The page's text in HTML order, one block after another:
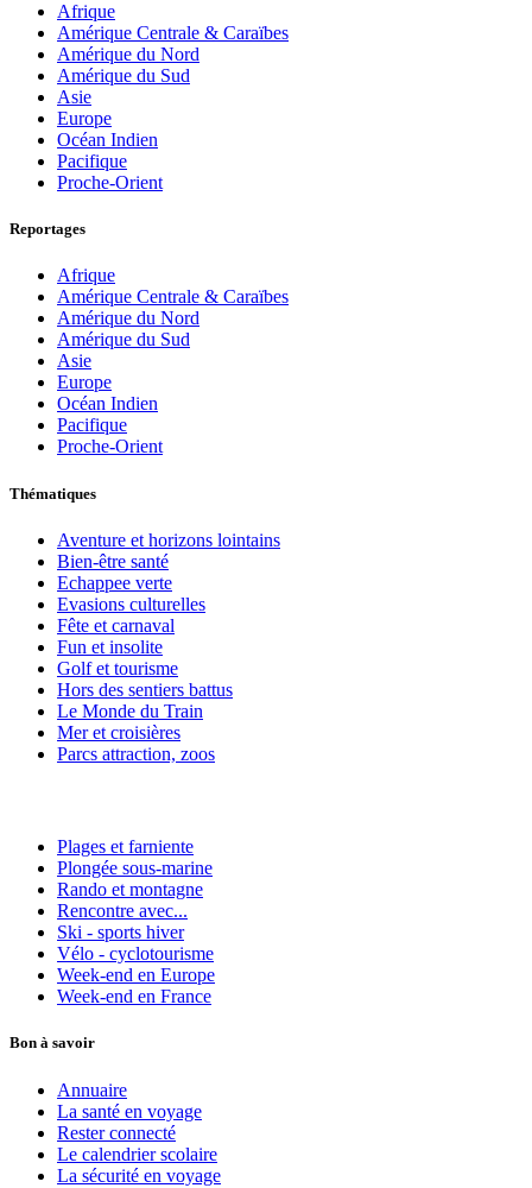
Afrique
Amérique Centrale & Caraïbes
Amérique du Nord
Amérique du Sud
Asie
Europe
Océan Indien
Pacifique
Proche-Orient
Reportages
Afrique
Amérique Centrale & Caraïbes
Amérique du Nord
Amérique du Sud
Asie
Europe
Océan Indien
Pacifique
Proche-Orient
Thématiques
Aventure et horizons lointains
Bien-être santé
Echappee verte
Evasions culturelles
Fête et carnaval
Fun et insolite
Golf et tourisme
Hors des sentiers battus
Le Monde du Train
Mer et croisières
Parcs attraction, zoos
Plages et farniente
Plongée sous-marine
Rando et montagne
Rencontre avec...
Ski - sports hiver
Vélo - cyclotourisme
Week-end en Europe
Week-end en France
Bon à savoir
Annuaire
La santé en voyage
Rester connecté
Le calendrier scolaire
La sécurité en voyage